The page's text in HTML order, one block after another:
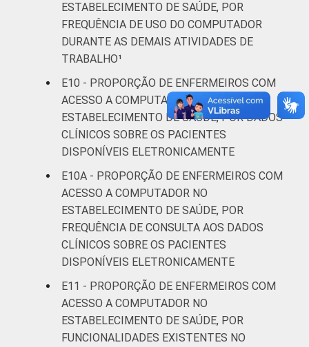
ESTABELECIMENTO DE SAÚDE, POR
FREQUÊNCIA DE USO DO COMPUTADOR
DURANTE AS DEMAIS ATIVIDADES DE
TRABALHO¹
E10 - PROPORÇÃO DE ENFERMEIROS COM
ACESSO A COMPUTADOR NO
ESTABELECIMENTO DE SAÚDE, POR DADOS
CLÍNICOS SOBRE OS PACIENTES
DISPONÍVEIS ELETRONICAMENTE
E10A - PROPORÇÃO DE ENFERMEIROS COM
ACESSO A COMPUTADOR NO
ESTABELECIMENTO DE SAÚDE, POR
FREQUÊNCIA DE CONSULTA AOS DADOS
CLÍNICOS SOBRE OS PACIENTES
DISPONÍVEIS ELETRONICAMENTE
E11 - PROPORÇÃO DE ENFERMEIROS COM
ACESSO A COMPUTADOR NO
ESTABELECIMENTO DE SAÚDE, POR
FUNCIONALIDADES EXISTENTES NO